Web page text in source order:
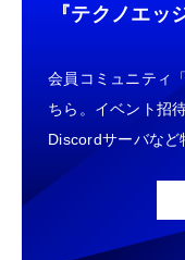
『テクノエッ
会員コミュニティ
ちら。イベント招
Discordサーバなど